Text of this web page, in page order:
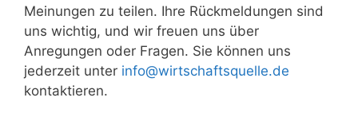
Meinungen zu teilen. Ihre Rückmeldungen sind
uns wichtig, und wir freuen uns über
Anregungen oder Fragen. Sie können uns
jederzeit unter info@wirtschaftsquelle.de
kontaktieren.